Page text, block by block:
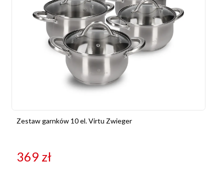
Zestaw garnków 10 el. Virtu Zwieger
369 zł